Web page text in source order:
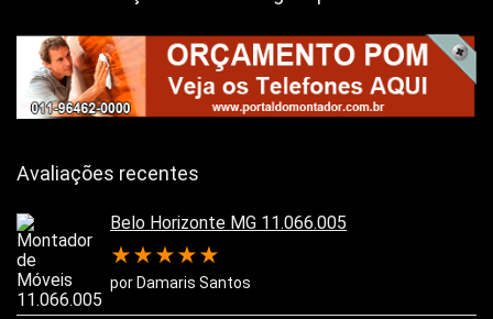
Avaliações recentes
Belo Horizonte MG 11.066.005
★★★★★
por Damaris Santos